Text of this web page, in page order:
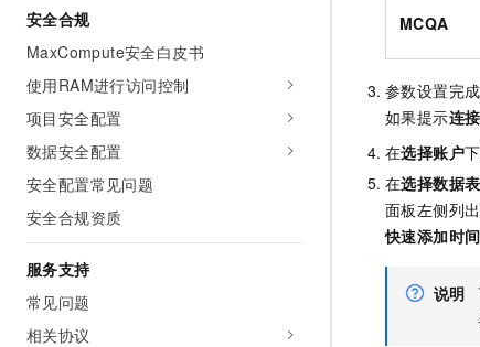
安全合规
MaxCompute安全白皮书
使用RAM进行访问控制
项目安全配置
数据安全配置
安全配置常见问题
安全合规资质
服务支持
常见问题
相关协议
MCQA
参数设置完
如果提示连
在选择账户
在选择数据表
面板左侧列
快速添加时
说明